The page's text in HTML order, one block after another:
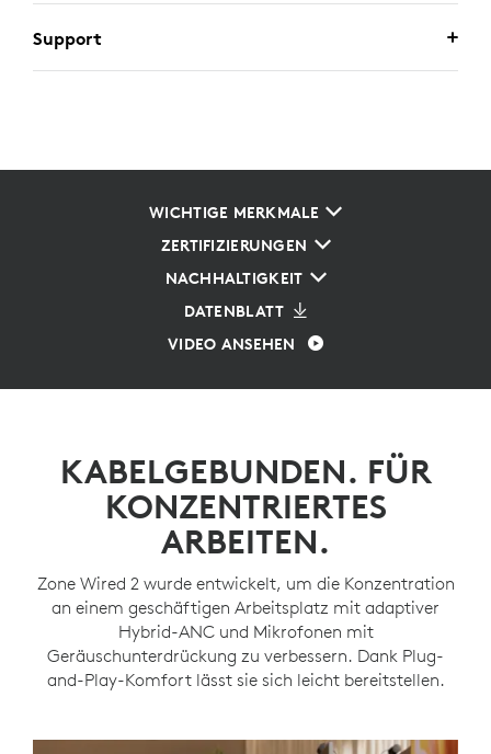
Support
WICHTIGE MERKMALE
ZERTIFIZIERUNGEN
NACHHALTIGKEIT
DATENBLATT
VIDEO ANSEHEN
KABELGEBUNDEN. FÜR
KONZENTRIERTES
ARBEITEN.
Zone Wired 2 wurde entwickelt, um die Konzentration
an einem geschäftigen Arbeitsplatz mit adaptiver
Hybrid-ANC und Mikrofonen mit
Geräuschunterdrückung zu verbessern. Dank Plug-
and-Play-Komfort lässt sie sich leicht bereitstellen.